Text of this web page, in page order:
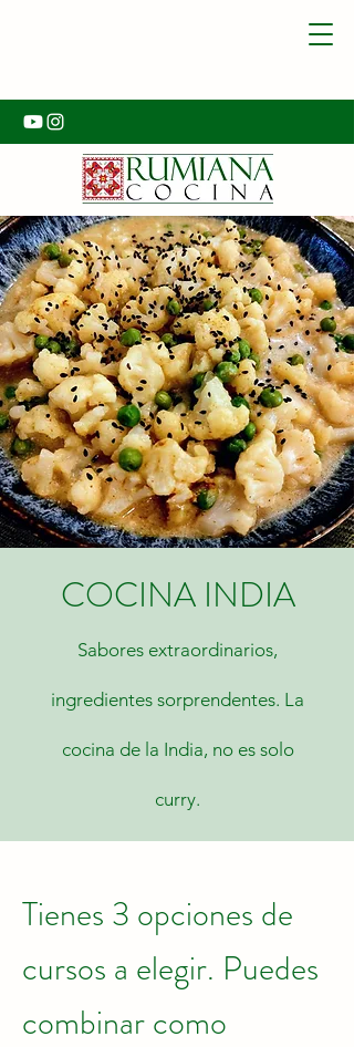
COCINA INDIA
Sabores extraordinarios,
ingredientes sorprendentes. La
cocina de la India, no es solo
curry.
Tienes 3 opciones de
cursos a elegir. Puedes
combinar como